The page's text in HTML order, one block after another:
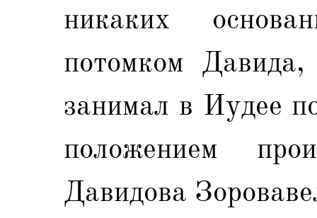
никаких
потомком
занимал в Иудее
положением
Давидова